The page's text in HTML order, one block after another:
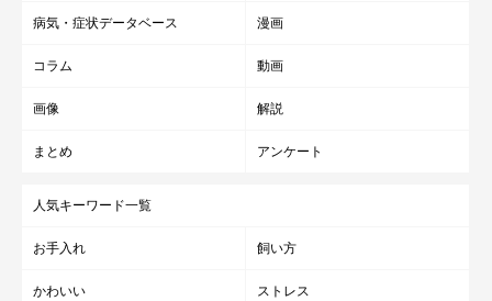
病気・症状データベース 漫画
コラム 動画
画像 解説
まとめ アンケート
人気キーワード一覧
お手入れ 飼い方
かわいい ストレス